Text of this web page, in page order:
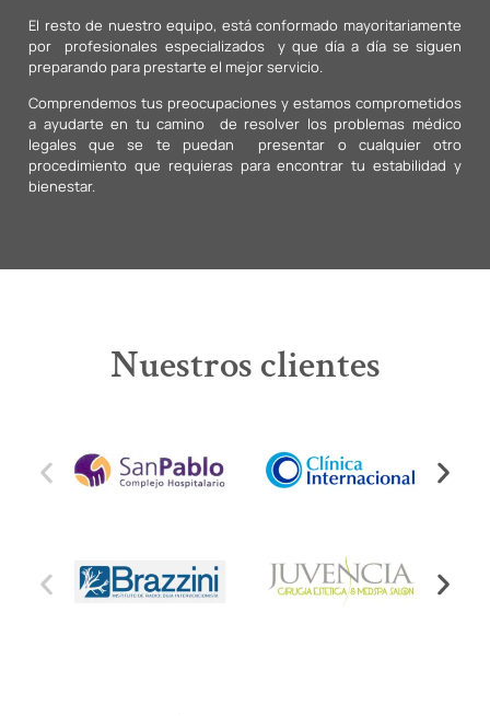
El resto de nuestro equipo, está conformado mayoritariamente
por profesionales especializados y que día a día se siguen
preparando para prestarte el mejor servicio.
Comprendemos tus preocupaciones y estamos comprometidos
a ayudarte en tu camino de resolver los problemas médico
legales que se te puedan presentar o cualquier otro
procedimiento que requieras para encontrar tu estabilidad y
bienestar.
Nuestros clientes